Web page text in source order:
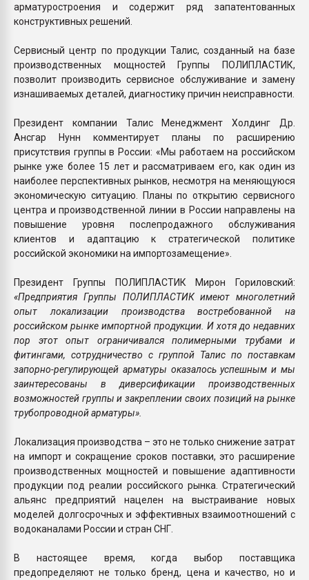
арматуростроения и содержит ряд запатентованных
конструктивных решений.
Сервисный центр по продукции Талис, созданный на базе
производственных мощностей Группы ПОЛИПЛАСТИК,
позволит производить сервисное обслуживание и замену
изнашиваемых деталей, диагностику причин неисправности.
Президент компании Талис Менеджмент Холдинг Др.
Ансгар Нунн комментирует планы по расширению
присутствия группы в России: «Мы работаем на российском
рынке уже более 15 лет и рассматриваем его, как один из
наиболее перспективных рынков, несмотря на меняющуюся
экономическую ситуацию. Планы по открытию сервисного
центра и производственной линии в России направлены на
повышение уровня послепродажного обслуживания
клиентов и адаптацию к стратегической политике
российской экономики на импортозамещение».
Президент Группы ПОЛИПЛАСТИК Мирон Гориловский:
«Предприятия Группы ПОЛИПЛАСТИК имеют многолетний
опыт локализации производства востребованной на
российском рынке импортной продукции. И хотя до недавних
пор этот опыт ограничивался полимерными трубами и
фитингами, сотрудничество с группой Талис по поставкам
запорно-регулирующей арматуры оказалось успешным и мы
заинтересованы в диверсификации производственных
возможностей группы и закреплении своих позиций на рынке
трубопроводной арматуры».
Локализация производства – это не только снижение затрат
на импорт и сокращение сроков поставки, это расширение
производственных мощностей и повышение адаптивности
продукции под реалии российского рынка. Стратегический
альянс предприятий нацелен на выстраивание новых
моделей долгосрочных и эффективных взаимоотношений с
водоканалами России и стран СНГ.
В настоящее время, когда выбор поставщика
предопределяют не только бренд, цена и качество, но и